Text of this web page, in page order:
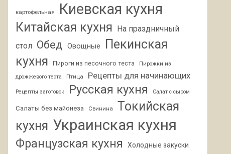
картофельная Киевская кухня
Китайская кухня На праздничный
стол Обед Овощные
Пекинская
кухня
Пироги из песочного теста
Пирожки из
дрожжевого теста
Птица Рецепты для начинающих
Рецепты заготовок Русская кухня Салат с сыром
Салаты без майонеза Свинина
Токийская
кухня Украинская кухня
Французская кухня Холодные закуски